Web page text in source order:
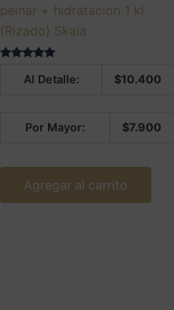
peinar + hidratacion 1 kl.
(Rizado) Skala
Al Detalle: $10.400
Por Mayor: $7.900
Agregar al carrito